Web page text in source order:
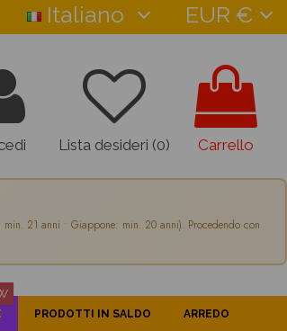
Italiano EUR €
Lista desideri (0) Carrello
21 anni • Giappone: min. 20 anni). Procedendo con
PRODOTTI IN SALDO ARREDO